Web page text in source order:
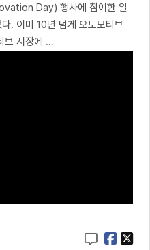
Day) 행사에 참여한 알
. 이미 10년 넘게 오토모티브
브 시장에 …